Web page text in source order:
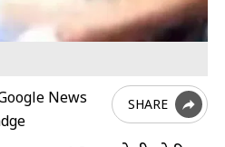
SHARE